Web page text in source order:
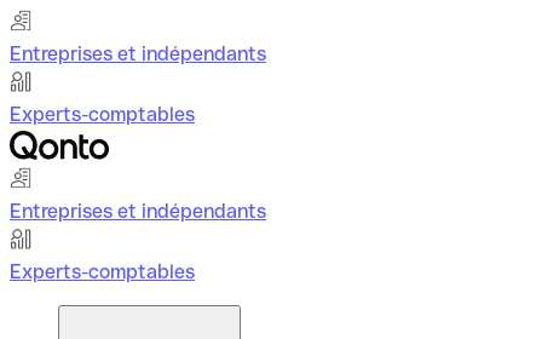
Entreprises et indépendants
Experts-comptables
Entreprises et indépendants
Experts-comptables